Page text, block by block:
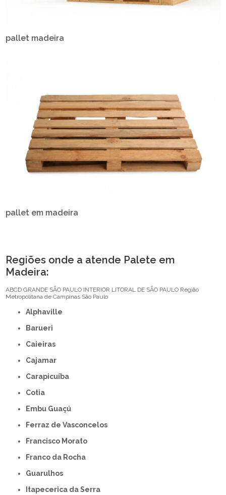
pallet madeira
pallet em madeira
Regiões onde a atende Palete em
Madeira:
ABCD GRANDE SÃO PAULO INTERIOR LITORAL DE SÃO PAULO Região
Metropolitana de Campinas São Paulo
Alphaville
Barueri
Caieiras
Cajamar
Carapicuíba
Cotia
Embu Guaçú
Ferraz de Vasconcelos
Francisco Morato
Franco da Rocha
Guarulhos
Itapecerica da Serra